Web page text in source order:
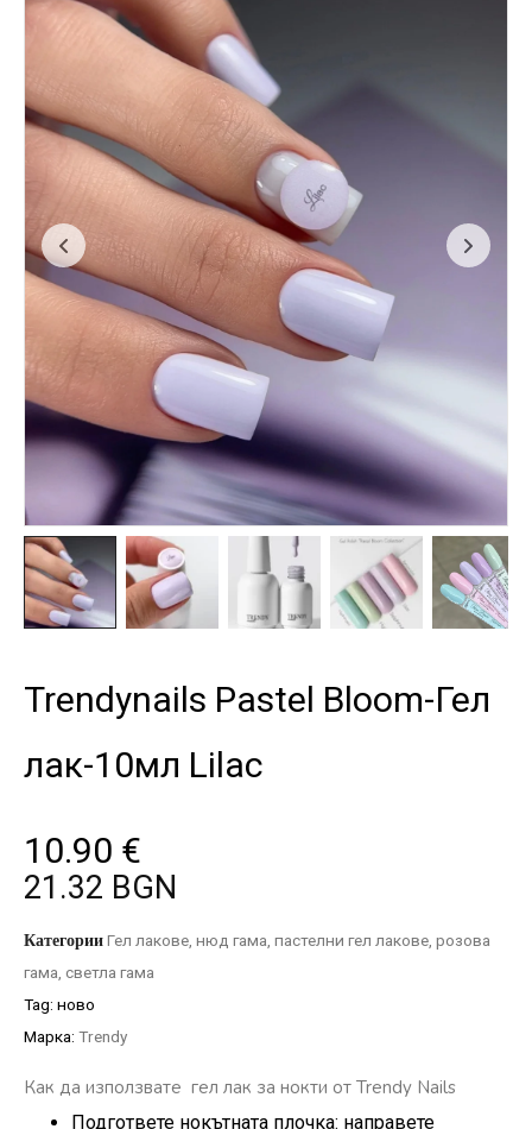
Trendynails Pastel Bloom-Гел
лак-10мл Lilac
10.90 €
21.32 BGN
КатегорииГел лакове, нюд гама, пастелни гел лакове, розова
гама, светла гама
Tag: ново
Марка: Trendy
Как да използвате гел лак за нокти от Trendy Nails
Подгответе нокътната плочка: направете